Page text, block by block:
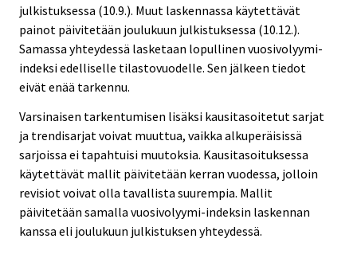
julkistuksessa (10.9.). Muut laskennassa käytettävät
painot päivitetään joulukuun julkistuksessa (10.12.).
Samassa yhteydessä lasketaan lopullinen vuosivolyymi-
indeksi edelliselle tilastovuodelle. Sen jälkeen tiedot
eivät enää tarkennu.
Varsinaisen tarkentumisen lisäksi kausitasoitetut sarjat
ja trendisarjat voivat muuttua, vaikka alkuperäisissä
sarjoissa ei tapahtuisi muutoksia. Kausitasoituksessa
käytettävät mallit päivitetään kerran vuodessa, jolloin
revisiot voivat olla tavallista suurempia. Mallit
päivitetään samalla vuosivolyymi-indeksin laskennan
kanssa eli joulukuun julkistuksen yhteydessä.